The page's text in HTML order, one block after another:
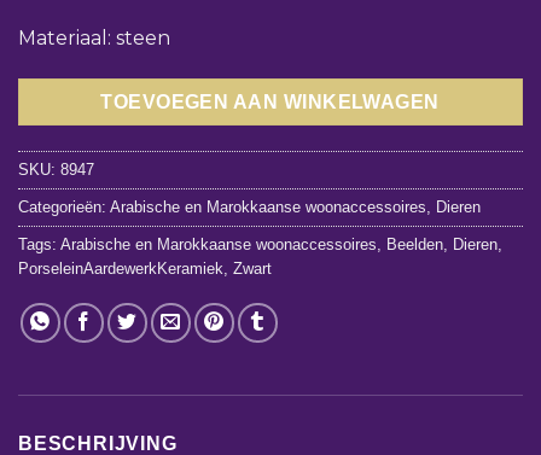
Materiaal: steen
TOEVOEGEN AAN WINKELWAGEN
SKU: 8947
Categorieën: Arabische en Marokkaanse woonaccessoires Dieren
Tags: Arabische en Marokkaanse woonaccessoires Beelden Dieren
PorseleinAardewerkKeramiek Zwart
BESCHRIJVING